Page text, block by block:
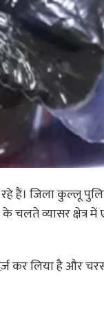
हैं। जिला कुल्लू
चलते व्यासर क्षेत्र
कर लिया है और